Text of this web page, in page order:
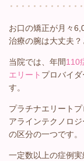
お口の矯正が月々
治療の腕は大丈夫？
当院では、年間110
エリート プロバイ
す。
プラチナエリート
アラインテクノロ
の区分の一つです。
一定数以上の症例